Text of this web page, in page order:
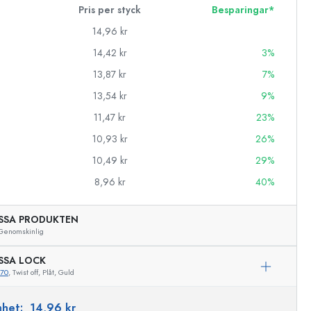
Pris per styck
Besparingar*
14,96 kr
14,42 kr
3%
13,87 kr
7%
13,54 kr
9%
11,47 kr
23%
10,93 kr
26%
10,49 kr
29%
8,96 kr 40%
PRODUKTEN
LOCK
, Twist off, Plåt, Guld